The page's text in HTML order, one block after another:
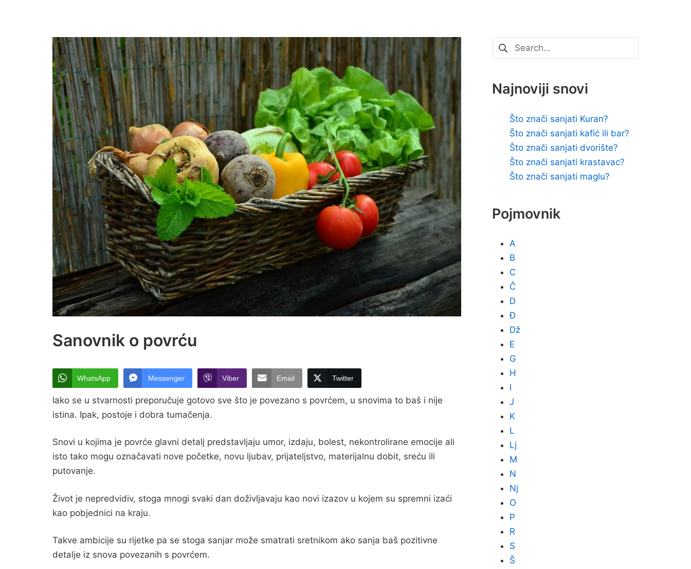
Sanovnik o povrću
WhatsApp Messenger Viber Email Twitter
Iako se u stvarnosti preporučuje gotovo sve što je povezano s povrćem, u snovima to baš i nije
istina. Ipak, postoje i dobra tumačenja.
Snovi u kojima je povrće glavni detalj predstavljaju umor, izdaju, bolest, nekontrolirane emocije ali
isto tako mogu označavati nove početke, novu ljubav, prijateljstvo, materijalnu dobit, sreću ili
putovanje.
Život je nepredvidiv, stoga mnogi svaki dan doživljavaju kao novi izazov u kojem su spremni izaći
kao pobjednici na kraju.
Takve ambicije su rijetke pa se stoga sanjar može smatrati sretnikom ako sanja baš pozitivne
detalje iz snova povezanih s povrćem.
Pretraži:
Najnoviji snovi
Što znači sanjati Kuran?
Što znači sanjati kafić ili bar?
Što znači sanjati dvorište?
Što znači sanjati krastavac?
Što znači sanjati maglu?
Pojmovnik
A
B
C
Č
D
Đ
Dž
E
G
H
I
J
K
L
Lj
M
N
Nj
O
P
R
S
Š